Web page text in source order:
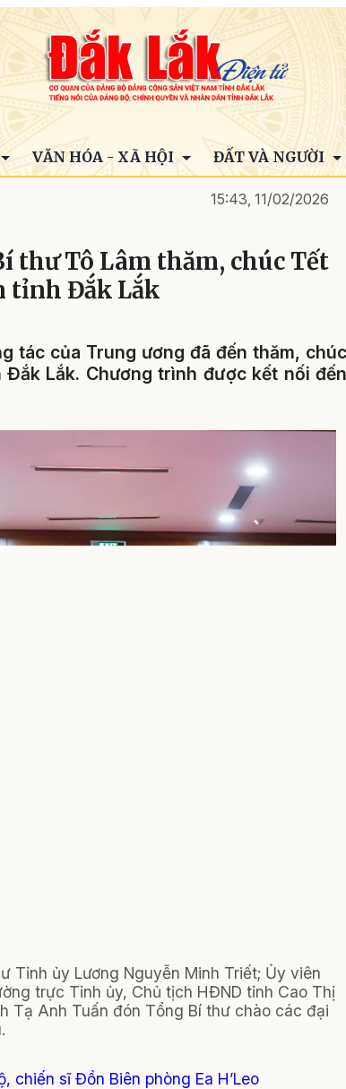
VĂN HÓA - XÃ HỘI ĐẤT VÀ NGƯỜI
15:43, 11/02/2026
thư Tô Lâm thăm, chúc Tết
tỉnh Đắk Lắk
tác của Trung ương đã đến thăm, chúc
Lắk. Chương trình được kết nối đến
Tỉnh ủy Lương Nguyễn Minh Triết; Ủy viên
trực Tỉnh ủy, Chủ tịch HĐND tỉnh Cao Thị
Tạ Anh Tuấn đón Tổng Bí thư chào các đại
chiến sĩ Đồn Biên phòng Ea H’Leo